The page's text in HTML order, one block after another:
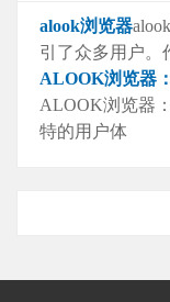
alook浏览器
引了众多用户。
ALOOK浏览器
ALOOK浏览器
特的用户体